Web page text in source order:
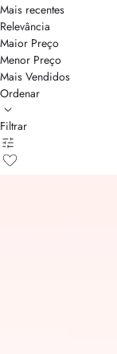
Mais recentes
Relevância
Maior Preço
Menor Preço
Mais Vendidos
Ordenar
Filtrar